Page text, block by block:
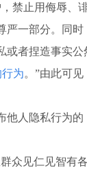
禁止用侮辱、
严一部分。同
或者捏造事实公
为。”由此可见
人隐私行为的
众见仁见智有